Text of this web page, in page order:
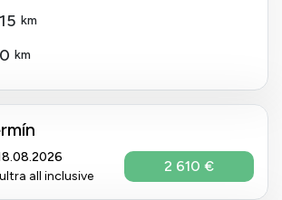
15 km
km
all inclusive
2 610 €